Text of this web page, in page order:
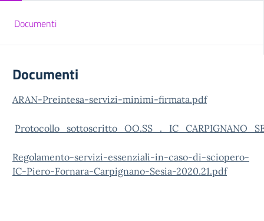
Documenti
Documenti
ARAN-Preintesa-servizi-minimi-firmata.pdf
Regolamento-servizi-essenziali-in-caso-di-sciopero-
IC-Piero-Fornara-Carpignano-Sesia-2020.21.pdf